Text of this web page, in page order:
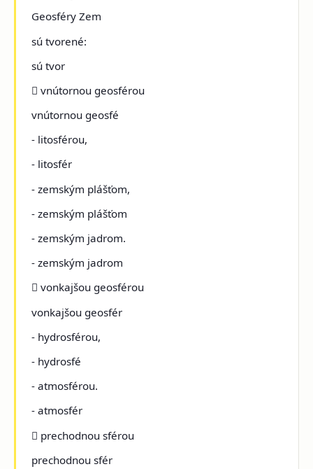
Geosféry Zem
sú tvorené:
sú tvor
 vnútornou geosférou
vnútornou geosfé
- litosférou,
- litosfér
- zemským plášťom,
- zemským plášťom
- zemským jadrom.
- zemským jadrom
 vonkajšou geosférou
vonkajšou geosfér
- hydrosférou,
- hydrosfé
- atmosférou.
- atmosfér
 prechodnou sférou
prechodnou sfér